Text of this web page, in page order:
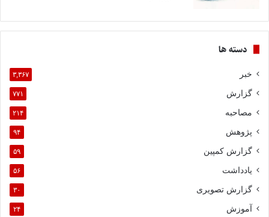
دسته ها
خبر ۳,۳۶۷
گزارش ۷۷۱
مصاحبه ۲۱۴
پژوهش ۹۴
گزارش کمپین ۵۹
یادداشت ۵۶
گزارش تصویری ۳۰
آموزش ۲۴